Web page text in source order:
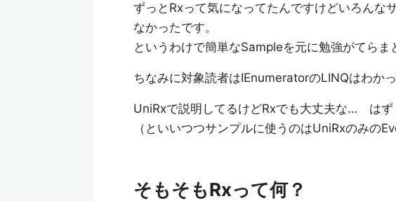
ずっとRxって気になってたんですけどいろんな
なかったです。
というわけで簡単なSampleを元に勉強がてらま
ちなみに対象読者はIEnumeratorのLINQはわか
UniRxで説明してるけどRxでも大丈夫な… はず
（といいつつサンプルに使うのはUniRxのみの
そもそもRxって何？